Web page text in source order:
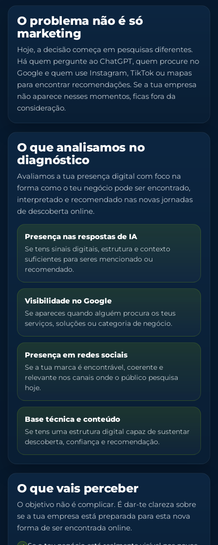
O problema não é só
marketing
Hoje, a decisão começa em pesquisas diferentes.
Há quem pergunte ao ChatGPT, quem procure no
Google e quem use Instagram, TikTok ou mapas
para encontrar recomendações. Se a tua empresa
não aparece nesses momentos, ficas fora da
consideração.
O que analisamos no
diagnóstico
Avaliamos a tua presença digital com foco na
forma como o teu negócio pode ser encontrado,
interpretado e recomendado nas novas jornadas
de descoberta online.
Presença nas respostas de IA
Se tens sinais digitais, estrutura e contexto
suficientes para seres mencionado ou
recomendado.
Visibilidade no Google
Se apareces quando alguém procura os teus
serviços, soluções ou categoria de negócio.
Presença em redes sociais
Se a tua marca é encontrável, coerente e
relevante nos canais onde o público pesquisa
hoje.
Base técnica e conteúdo
Se tens uma estrutura digital capaz de sustentar
descoberta, confiança e recomendação.
O que vais perceber
O objetivo não é complicar. É dar-te clareza sobre
se a tua empresa está preparada para esta nova
forma de ser encontrada online.